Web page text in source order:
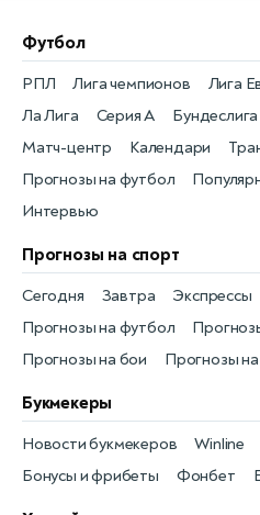
Футбол
РПЛ
Матч-центр
Лига чемпионов
Календари
Лига
Прогнозы на футбол
Ла Лига Серия А
Интервью
Бундеслига
Прогнозы на спорт
Прогнозы на футбол
Сегодня
Завтра
Прогнозы на бои
Экспрессы
Прогнозы
Букмекеры
Бонусы и фрибеты
Новости букмекеров
Фонбет
Winline